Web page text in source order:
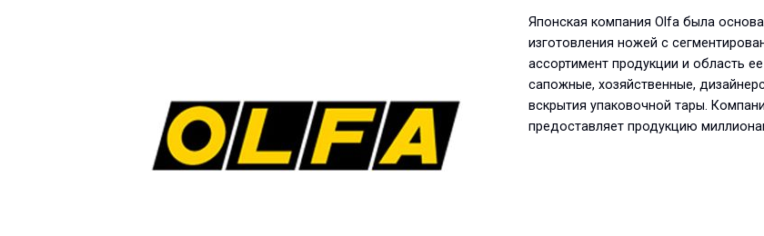
Японская компания Olfa была
изготовления ножей с
ассортимент продукции и область
сапожные, хозяйственные,
вскрытия упаковочной тары.
предоставляет продукцию